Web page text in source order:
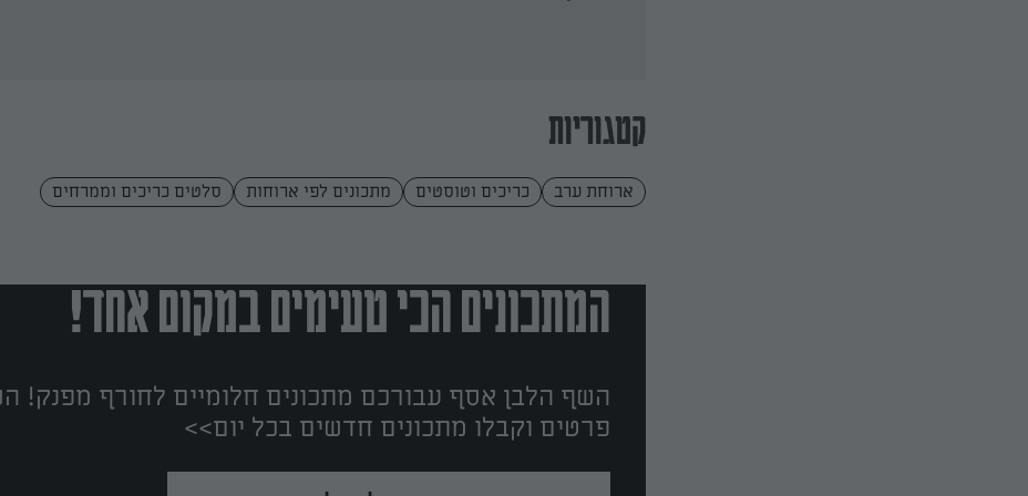
קטגוריות
ארוחת ערב כריכים וטוסטים מתכונים לפי ארוחות סלטים כריכים וממרחים
המתכונים הכי טעימים במקום אחד!
השף הלבן אסף עבורכם מתכונים חלומיים לחורף מפנק!
פרטים וקבלו מתכונים חדשים בכל יום>>